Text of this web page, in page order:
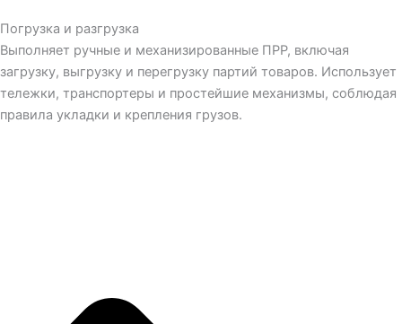
Погрузка и разгрузка
Выполняет ручные и механизированные ПРР, включая
загрузку, выгрузку и перегрузку партий товаров. Использует
тележки, транспортеры и простейшие механизмы, соблюдая
правила укладки и крепления грузов.